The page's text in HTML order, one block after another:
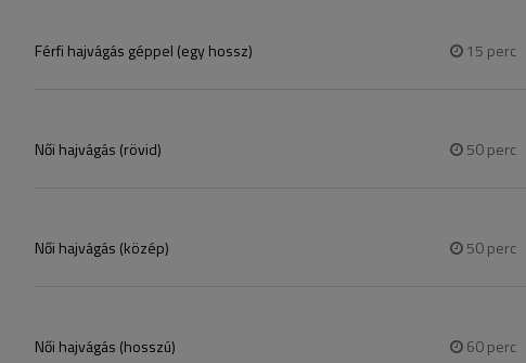
Férfi hajvágás géppel (egy hossz) 15 perc
Női hajvágás (rövid) 50perc
Női hajvágás (közép) 50perc
Női hajvágás (hosszú) 60perc